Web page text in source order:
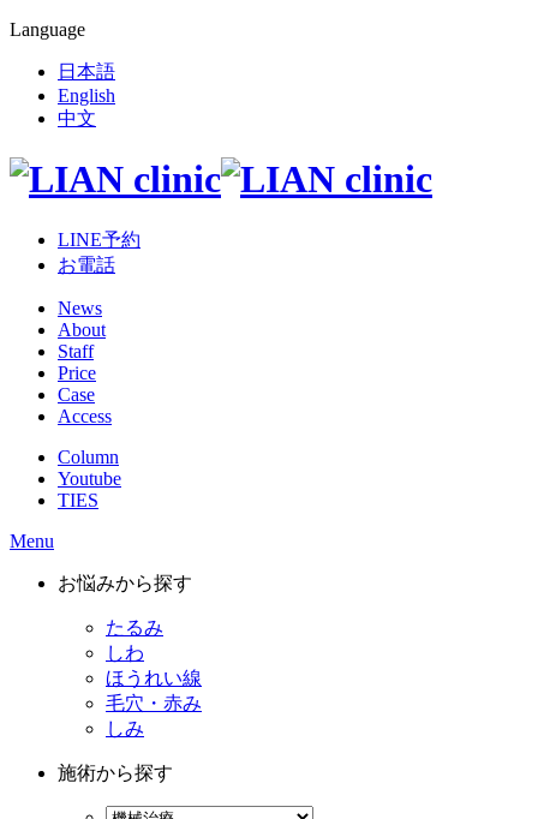
Language
日本語
English
中文
LINE予約
お電話
News
About
Staff
Price
Case
Access
Column
Youtube
TIES
Menu
お悩みから探す
たるみ
しわ
ほうれい線
毛穴・赤み
しみ
施術から探す